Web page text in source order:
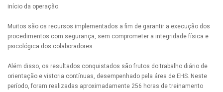
início da operação.
Muitos são os recursos implementados a fim de garantir a execução dos
procedimentos com segurança, sem comprometer a integridade física e
psicológica dos colaboradores.
Além disso, os resultados conquistados são frutos do trabalho diário de
orientação e vistoria contínuas, desempenhado pela área de EHS. Neste
período, foram realizadas aproximadamente 256 horas de treinamento